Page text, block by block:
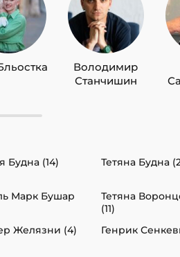
Володимир
Станчишин
Будна (14) Тетяна Будна
Марк Бушар
Тетяна
(11)
Желязни (4) Генрик